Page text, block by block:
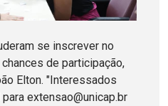
se inscrever no
de participação,
Elton. "Interessados
extensao@unicap.br